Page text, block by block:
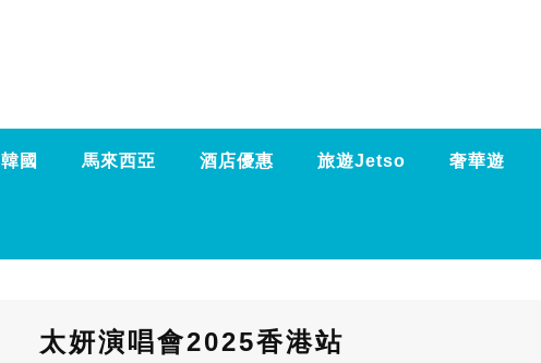
韓國 馬來西亞 酒店優惠 旅遊Jetso 奢華遊
太妍演唱會2025香港站